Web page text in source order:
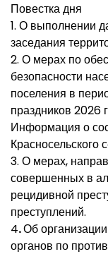
Повестка дня
1. О выполнении
заседания
2. О мерах по
безопасности
поселения в
праздников 2026
Информация о
Красносельского
3. О мерах,
совершенных в
рецидивной
преступлений.
4.Об
органов по